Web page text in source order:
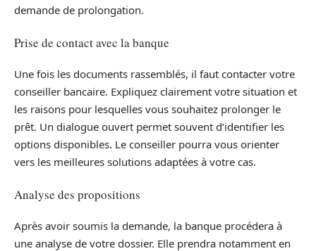
demande de prolongation.
Prise de contact avec la banque
Une fois les documents rassemblés, il faut contacter votre
conseiller bancaire. Expliquez clairement votre situation et
les raisons pour lesquelles vous souhaitez prolonger le
prêt. Un dialogue ouvert permet souvent d’identifier les
options disponibles. Le conseiller pourra vous orienter
vers les meilleures solutions adaptées à votre cas.
Analyse des propositions
Après avoir soumis la demande, la banque procédera à
une analyse de votre dossier. Elle prendra notamment en